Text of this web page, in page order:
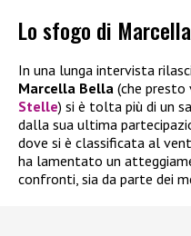
Lo sfogo di
In una lunga intervista
Marcella Bella (che presto
Stelle) si è tolta più di un
dalla sua ultima
dove si è classificata al
ha lamentato un
confronti, sia da parte dei